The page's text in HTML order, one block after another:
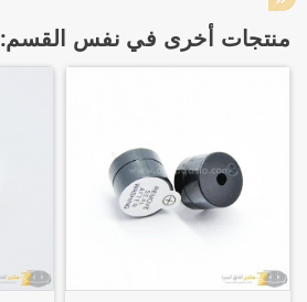
منتجات أخرى في نفس القسم: 6